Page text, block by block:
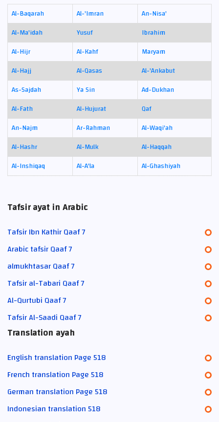
Al-Baqarah Al-'Imran
An-Nisa'
Al-Ma'idah
Yusuf
Ibrahim
Al-Hijr
Al-Kahf
Maryam
Al-Hajj
Al-Qasas
Al-'Ankabut
As-Sajdah
Ya Sin
Ad-Dukhan
Al-Fath
Al-Hujurat
Qaf
An-Najm
Ar-Rahman
Al-Waqi'ah
Al-Hashr
Al-Mulk
Al-Haqqah
Al-Inshiqaq
Al-A'la Al-Ghashiyah
Tafsir ayat in Arabic
Tafsir Ibn Kathir Qaaf 7
Arabic tafsir Qaaf 7
almukhtasar Qaaf 7
Tafsir al-Tabari Qaaf 7
Al-Qurtubi Qaaf 7
Tafsir Al-Saadi Qaaf 7
Translation ayah
English translation Page 518
French translation Page 518
German translation Page 518
Indonesian translation 518